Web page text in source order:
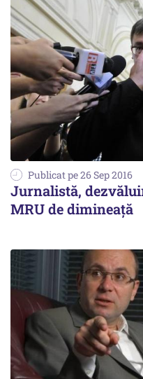
Publicat pe 26 Sep 2016
Jurnalistă,
MRU de dimineață